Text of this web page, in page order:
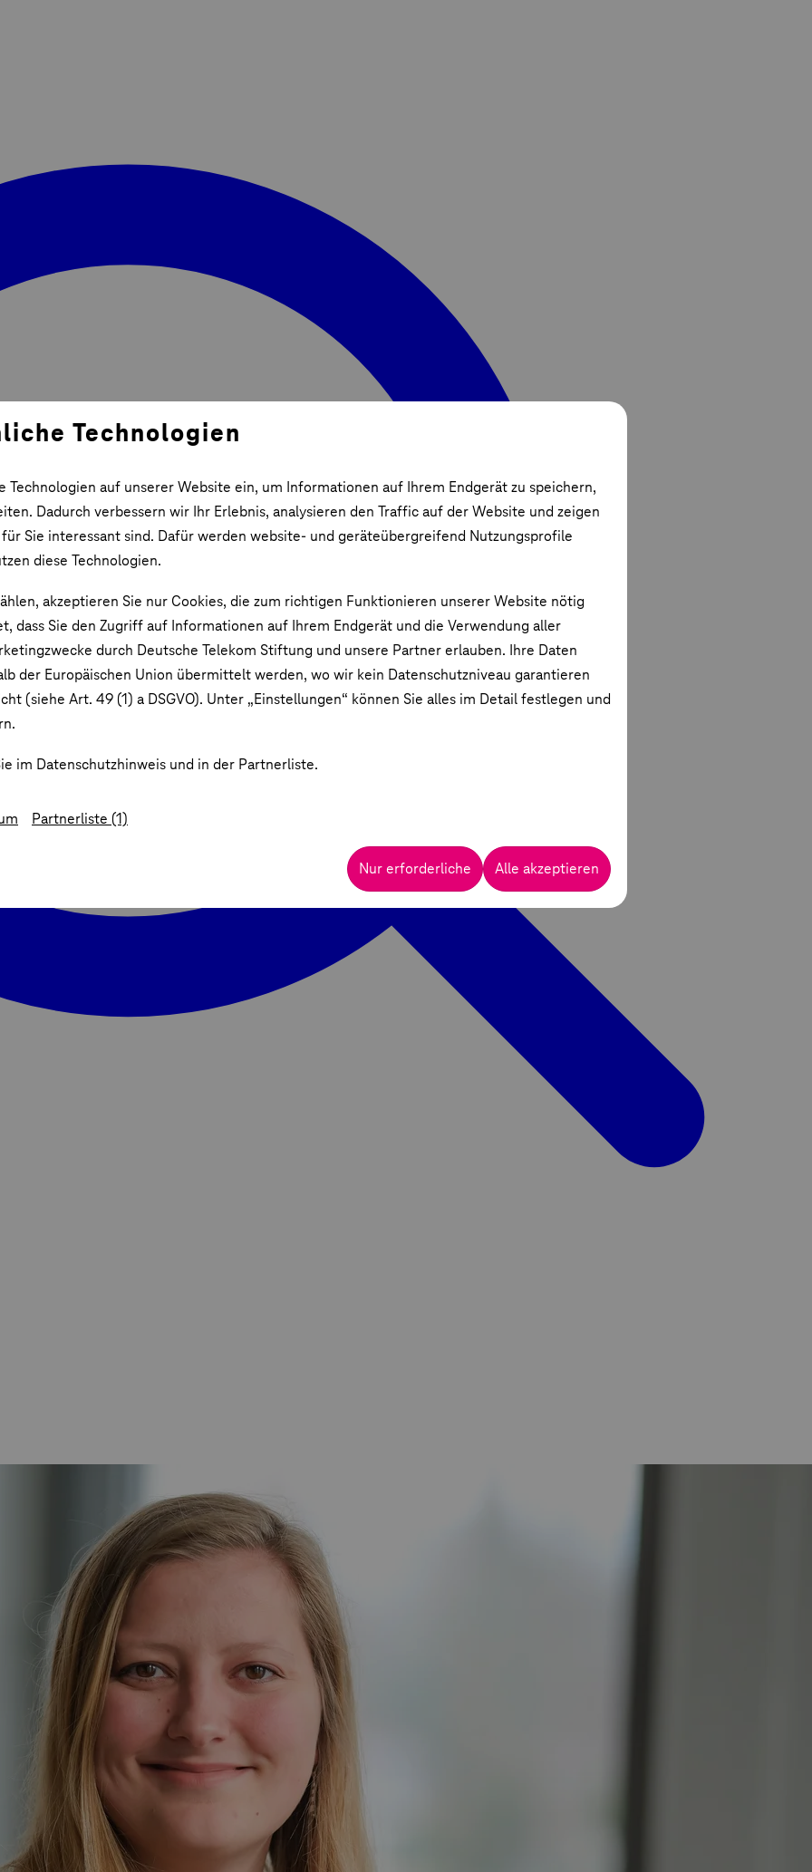
Technologien
Technologien auf unserer Website ein, um Informationen auf Ihrem Endgerät zu speichern,
Dadurch verbessern wir Ihr Erlebnis, analysieren den Traffic auf der Website und zeigen
Sie interessant sind. Dafür werden website- und geräteübergreifend Nutzungsprofile
diese Technologien.
akzeptieren Sie nur Cookies, die zum richtigen Funktionieren unserer Website nötig
dass Sie den Zugriff auf Informationen auf Ihrem Endgerät und die Verwendung aller
durch Deutsche Telekom Stiftung und unsere Partner erlauben. Ihre Daten
der Europäischen Union übermittelt werden, wo wir kein Datenschutzniveau garantieren
(siehe Art. 49 (1) a DSGVO). Unter „Einstellungen“ können Sie alles im Detail festlegen und
im Datenschutzhinweis und in der Partnerliste.
Partnerliste (1)
Nur erforderliche Alle akzeptieren